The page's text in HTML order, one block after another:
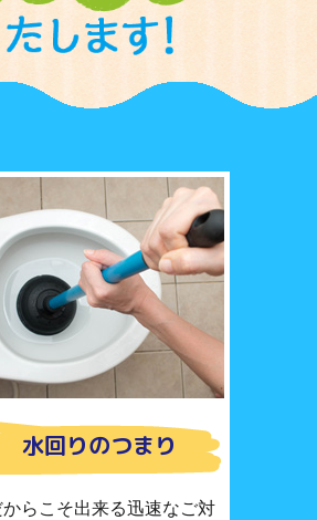
水回りのつまり
らこそ出来る迅速なご対